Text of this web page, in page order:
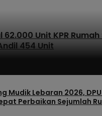
Unit KPR Rumah
454 Unit
Mudik Lebaran 2026,
Perbaikan Sejumlah